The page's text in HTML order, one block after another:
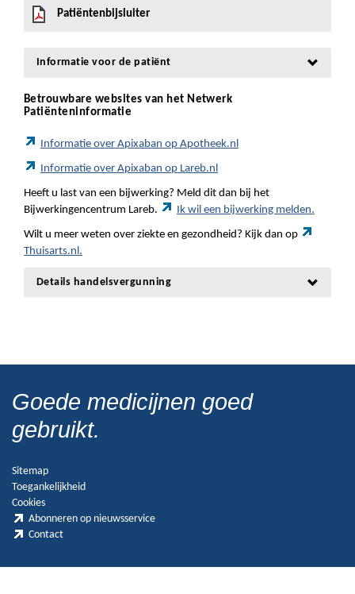
Patiëntenbijsluiter
Informatie voor de patiënt
Betrouwbare websites van het Netwerk
Patiënteninformatie
Informatie over Apixaban op Apotheek.nl
Informatie over Apixaban op Lareb.nl
Heeft u last van een bijwerking? Meld dit dan bij het
Bijwerkingencentrum Lareb.
Ik wil een bijwerking melden.
Wilt u meer weten over ziekte en gezondheid? Kijk dan op
Thuisarts.nl.
Details handelsvergunning
Goede medicijnen goed
gebruikt.
Sitemap
Toegankelijkheid
Cookies
Abonneren op nieuwsservice
Contact